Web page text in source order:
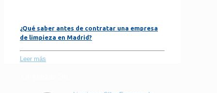
¿Qué saber antes de contratar una empresa
de limpieza en Madrid?
Leer más